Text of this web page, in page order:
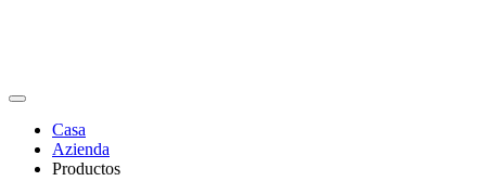
Casa
Azienda
Productos